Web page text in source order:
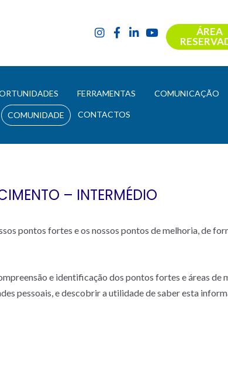
ÁREA
FERRAMENTAS COMUNICAÇÃO
COMUNIDADE CONTACTOS
– INTERMÉDIO
pontos fortes e os nossos pontos de melhoria, de
e identificação dos pontos fortes e áreas de
pessoais, e descobrir a utilidade de saber esta